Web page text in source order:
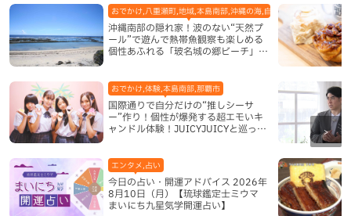
沖縄南部の隠れ家！波のない“天然プ
ール”で遊んで熱帯魚観察も楽しめる
個性あふれる「玻名城の郷ビーチ」
おでかけ,八重瀬町,地域,本島南部,沖縄の海,自然
国際通りで自分だけの“推しシーサ
ー”作り！個性が爆発する超エモいキ
ャンドル体験！JUICYJUICYと巡って
おでかけ,体験,本島南部,那覇市
今日の占い・開運アドバイス 2026年
8月10日（月）【琉球鑑定士ミウマ
まいにち九星気学開運占い】
エンタメ,占い